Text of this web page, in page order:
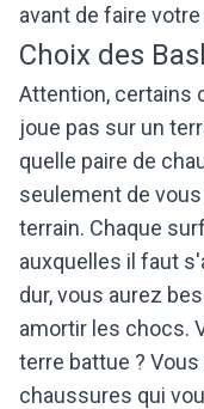
avant de faire
Choix des
Attention, certains
joue pas sur un
quelle paire de
seulement de
terrain. Chaque
auxquelles il faut
dur, vous aurez
amortir les chocs.
terre battue ?
chaussures qui